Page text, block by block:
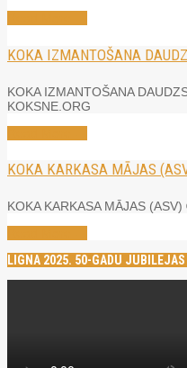
KOKA IZMANTOŠANA
KOKA IZMANTOŠANA
KOKSNE.ORG
KOKA KARKASA MĀJAS
KOKA KARKASA MĀJAS
LIGNA 2025. 50-GADU